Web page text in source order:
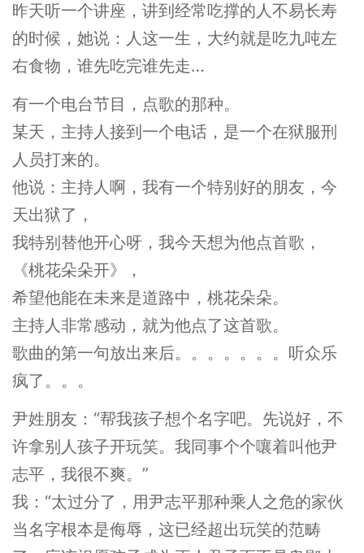
昨天听一个讲座，讲到经常吃撑的人不易长寿
的时候，她说：人这一生，大约就是吃九吨左
右食物，谁先吃完谁先走…
有一个电台节目，点歌的那种。
某天，主持人接到一个电话，是一个在狱服刑
人员打来的。
他说：主持人啊，我有一个特别好的朋友，今
天出狱了，
我特别替他开心呀，我今天想为他点首歌，
《桃花朵朵开》，
希望他能在未来是道路中，桃花朵朵。
主持人非常感动，就为他点了这首歌。
歌曲的第一句放出来后。。。。。。。听众乐
疯了。。。
尹姓朋友：“帮我孩子想个名字吧。先说好，不
许拿别人孩子开玩笑。我同事个个嚷着叫他尹
志平，我很不爽。”
我：“太过分了，用尹志平那种乘人之危的家伙
当名字根本是侮辱，这已经超出玩笑的范畴